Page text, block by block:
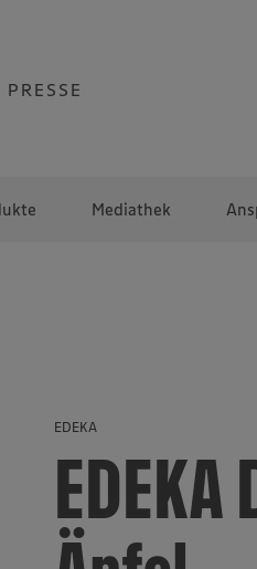
PRESSE
Mediathek
EDEKA